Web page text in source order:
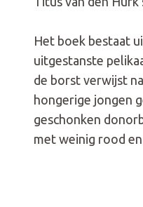
Het boek bestaat
uitgestanste
de borst verwijst
hongerige jongen
geschonken
met weinig rood